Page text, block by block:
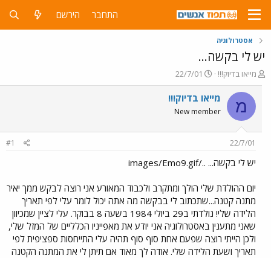
התחבר הירשם
אסטרולוגיה
יש לי בקשה...
פ
ו
ת
ח
ה
ש
א
מייאו בדיוק!!!
פ
ו
ר
ם
ר
ך
22/7/01
מ מייאו בדיוק!!!
New member
22/7/01
#1
יש לי בקשה... ../images/Emo9.gif
יום ההולדת שלי הולך ומתקרב ולכבוד המאורע אני רוצה לבקש ממך יאיר
מתנה קטנה...שתכתוב לי בבקשה מה אתה יכול לומר עלי לפי תאריך
הלידה שלי! נולדתי ב29 ביולי 1984 בשעה 8 בבוקר. עלי לציין שמכיוון
שאני מתענין באסטרולוגיה אני יודע את מאפייניו הכלליים של המזל שלי,
ולכן הייתי רוצה שפעם אחת סוף סוף תהיה עלי התייחסות ספציפית לפי
תאריך ושעת הלידה שלי. אודה לך מאוד אם תיתן לי את המתנה הקטנה